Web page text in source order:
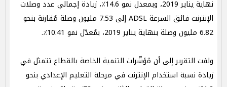
نهاية يناير 2019، وبمعدل نمو 14.6٪، زيادة إجمالي عدد وصلات
الإنترنت فائق السرعة ADSL إلى 7.53 مليون وصلة مُقارنة بنحو
6.82 مليون وصلة بنهاية يناير 2019، بمُعدّل نمو 10.41٪.
ولفت التقرير إلى أن مُؤشّرات التنمية الخاصة بالقطاع تتمثل في
زيادة نسبة استخدام الإنترنت في مرحلة التعليم الإعدادي بنحو